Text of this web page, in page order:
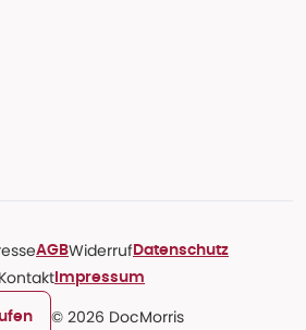
AGBWiderruf Datenschutz
Kontakt Impressum
© 2026 DocMorris